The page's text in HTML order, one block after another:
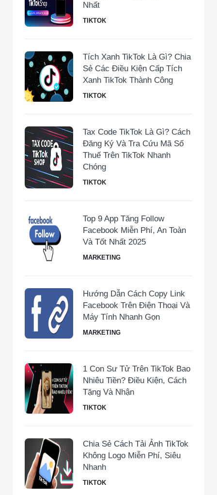
Nhất
TIKTOK
Tích Xanh TikTok Là Gì? Chia
Sẻ Các Điều Kiện Cấp Tích
Xanh TikTok Thành Công
TIKTOK
Tax Code TikTok Là Gì? Cách
Đăng Ký Và Tra Cứu Mã Số
Thuế Trên TikTok Nhanh
Chóng
TIKTOK
Top 9 App Tăng Follow
Facebook Miễn Phí, An Toàn
Và Tốt Nhất 2025
MARKETING
Hướng Dẫn Cách Copy Link
Facebook Trên Điện Thoại Và
Máy Tính Nhanh Gọn
MARKETING
1 Con Sư Tử Trên TikTok Bao
Nhiêu Tiền​? Điều Kiện, Cách
Tặng Và Nhận
TIKTOK
Chia Sẻ Cách Tải Ảnh TikTok
Không Logo Miễn Phí, Siêu
Nhanh
TIKTOK